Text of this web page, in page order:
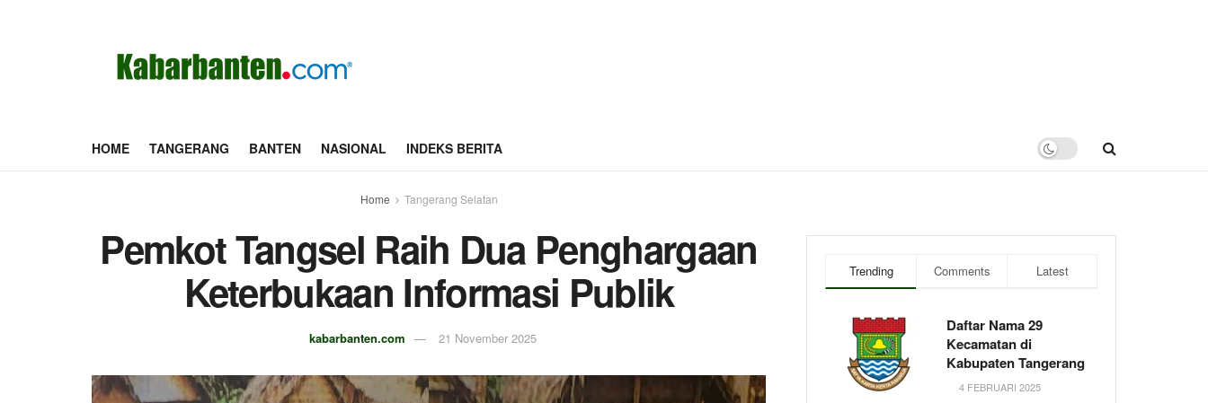
HOME TANGERANG BANTEN NASIONAL INDEKS BERITA
Home Tangerang Selatan
Pemkot Tangsel Raih Dua Penghargaan
Keterbukaan Informasi Publik
kabarbanten.com 21 November 2025
Trending Comments Latest
Daftar Nama 29
Kecamatan di
Kabupaten Tangerang
4 FEBRUARI 2025